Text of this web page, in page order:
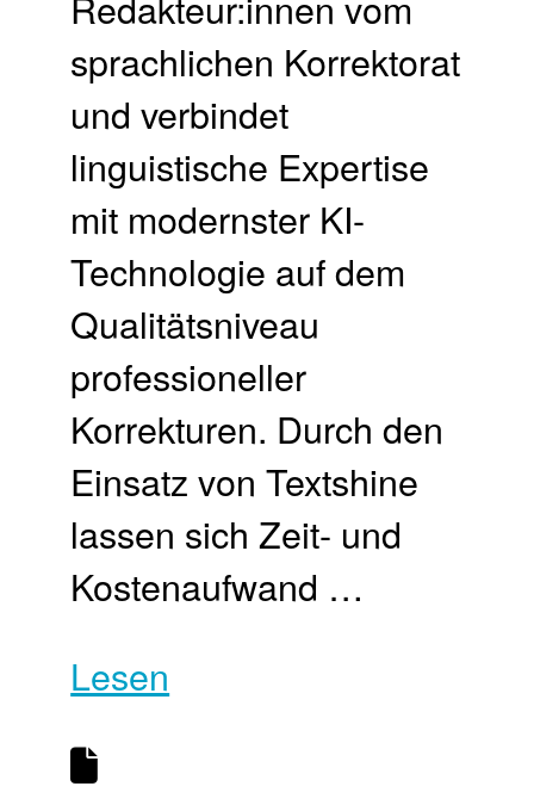
sprachlichen Korrektorat
und verbindet
linguistische Expertise
mit modernster KI-
Technologie auf dem
Qualitätsniveau
professioneller
Korrekturen. Durch den
Einsatz von Textshine
lassen sich Zeit- und
Kostenaufwand …
Lesen